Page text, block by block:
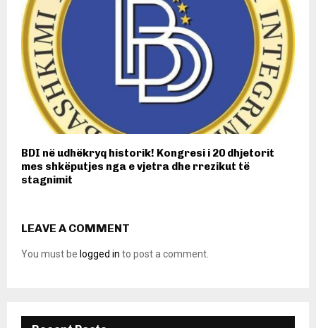
BDI në udhëkryq historik! Kongresi i 20 dhjetorit
mes shkëputjes nga e vjetra dhe rrezikut të
stagnimit
LEAVE A COMMENT
You must be logged in to post a comment.